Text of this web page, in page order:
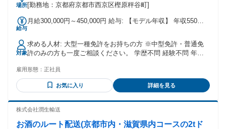
場所都市バスまたは京阪京都交通バスで「樫原」方面へ。 「三ノ
■JRから JR京都駅 から阪急京都線「桂駅」または JR桂川
車。樫原水築町（バス） で下車。 徒歩約5～10分で到着しま
す。 ■車の場合 京都縦貫道「沓掛IC」から約10分。国道9号線
[勤務地：京都府京都市西京区樫原秤谷町]
給与
月給300,000円～450,000円 給与: 【モデル年収】 年収550万
対象
求める人材: 大型一種免許をお持ちの方 ※中型免許・普通免
許のみの方も一度ご相談ください。 学歴不問 経験不問 年齢
迎
雇用形態： 正社員
お気に入り 詳細を見る
株式会社潤生輸送
お酒のルート配送(京都市内・滋賀県内コースの2tド